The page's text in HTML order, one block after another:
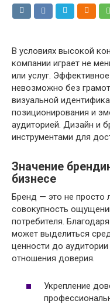
В условиях высокой
компании играет не
или услуг. Эффективное
невозможно без
визуальной
позиционирования и
аудиторией. Дизайн и
инструментами для
Значение
бизнесе
Бренд — это не просто
совокупность
потребителя.
может выделиться
ценности до
отношения доверия.
Укрепление